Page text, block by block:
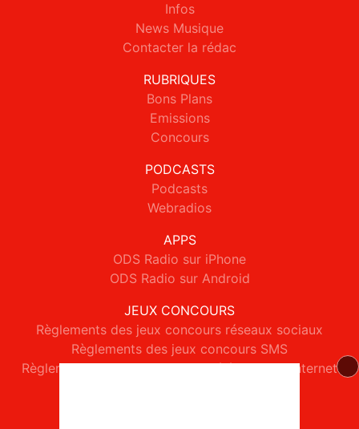
Infos
News Musique
Contacter la rédac
RUBRIQUES
Bons Plans
Emissions
Concours
PODCASTS
Podcasts
Webradios
APPS
ODS Radio sur iPhone
ODS Radio sur Android
JEUX CONCOURS
Règlements des jeux concours réseaux sociaux
Règlements des jeux concours SMS
Règlements des jeux concours téléphone et internet